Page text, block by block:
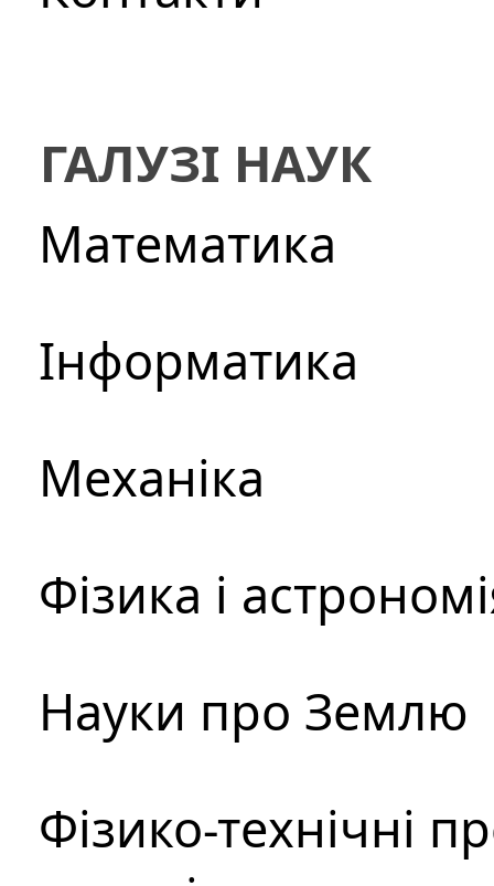
ГАЛУЗІ НАУК
Математика
Інформатика
Механіка
Фізика і
Науки про Землю
Фізико-технічні